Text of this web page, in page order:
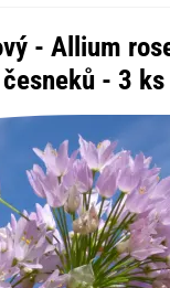
- Allium
česneků - 3 ks